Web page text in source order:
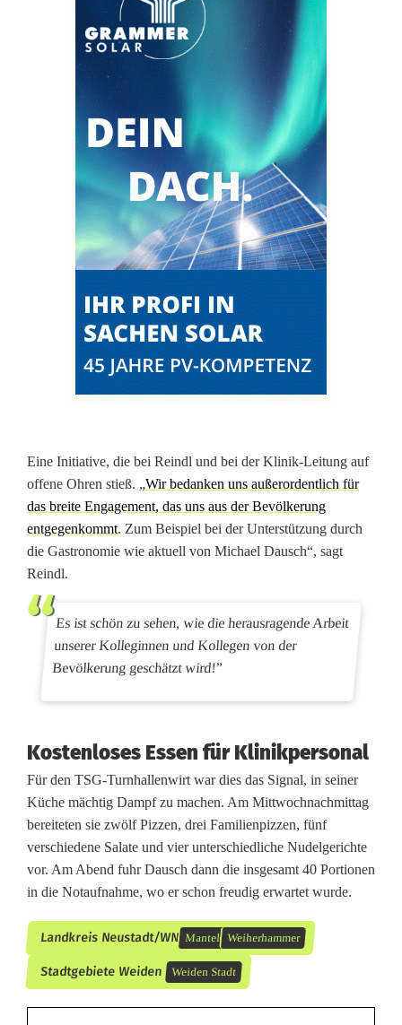
Eine Initiative, die bei Reindl und bei der Klinik-Leitung auf
offene Ohren stieß. „Wir bedanken uns außerordentlich für
das breite Engagement, das uns aus der Bevölkerung
entgegenkommt. Zum Beispiel bei der Unterstützung durch
die Gastronomie wie aktuell von Michael Dausch“, sagt
Reindl.
Es ist schön zu sehen, wie die herausragende Arbeit
unserer Kolleginnen und Kollegen von der
Bevölkerung geschätzt wird!”
Kostenloses Essen für Klinikpersonal
Für den TSG-Turnhallenwirt war dies das Signal, in seiner
Küche mächtig Dampf zu machen. Am Mittwochnachmittag
bereiteten sie zwölf Pizzen, drei Familienpizzen, fünf
verschiedene Salate und vier unterschiedliche Nudelgerichte
vor. Am Abend fuhr Dausch dann die insgesamt 40 Portionen
in die Notaufnahme, wo er schon freudig erwartet wurde.
Landkreis Neustadt/WN Mantel Weiherhammer
Stadtgebiete Weiden Weiden Stadt